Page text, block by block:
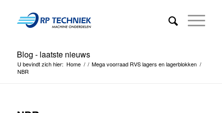
Blog - laatste nieuws
U bevindt zich hier: Home / / Mega voorraad RVS lagers en lagerblokken /
NBR